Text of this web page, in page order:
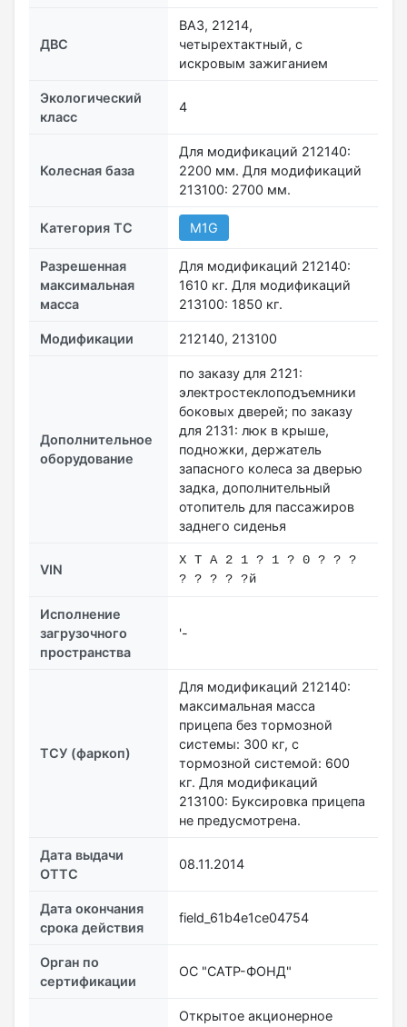
ДВС
ВАЗ, 21214,
четырехтактный, с
искровым зажиганием
Экологический
класс
4
Колесная база
Для модификаций 212140:
2200 мм. Для модификаций
213100: 2700 мм.
Категория ТС M1G
Разрешенная
максимальная
масса
Для модификаций 212140:
1610 кг. Для модификаций
213100: 1850 кг.
Модификации 212140, 213100
Дополнительное
оборудование
по заказу для 2121:
электростеклоподъемники
боковых дверей; по заказу
для 2131: люк в крыше,
подножки, держатель
запасного колеса за дверью
задка, дополнительный
отопитель для пассажиров
заднего сиденья
VIN
X T A 2 1 ? 1 ? 0 ? ? ?
? ? ? ? ?й
Исполнение
загрузочного
пространства
'-
ТСУ (фаркоп)
Для модификаций 212140:
максимальная масса
прицепа без тормозной
системы: 300 кг, с
тормозной системой: 600
кг. Для модификаций
213100: Буксировка прицепа
не предусмотрена.
Дата выдачи
ОТТС
08.11.2014
Дата окончания
срока действия
field_61b4e1ce04754
Орган по
сертификации
ОС "САТР-ФОНД"
Открытое акционерное